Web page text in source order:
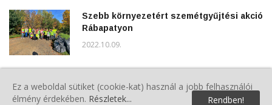
Szebb környezetért szemétgyűjtési akció
Rábapatyon
2022.10.09.
2022.09.13.
Ez a weboldal sütiket (cookie-kat) használ a jobb felhasználói
élmény érdekében. Részletek... Rendben!